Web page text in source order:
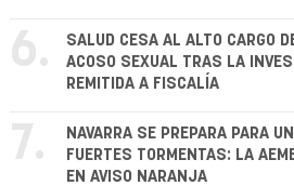
6.
SALUD CESA AL ALTO CARGO
ACOSO SEXUAL TRAS LA
REMITIDA A FISCALÍA
7.
NAVARRA SE PREPARA PARA
FUERTES TORMENTAS: LA
EN AVISO NARANJA